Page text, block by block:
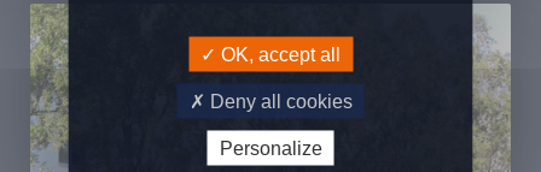
OK, accept all
Deny all cookies
Personalize